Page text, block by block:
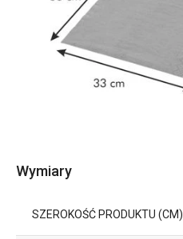
Wymiary
SZEROKOŚĆ PRODUKTU (CM)